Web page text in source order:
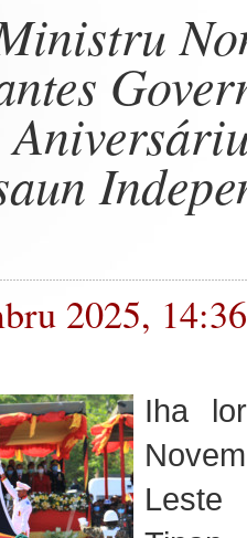
2025,
Iha